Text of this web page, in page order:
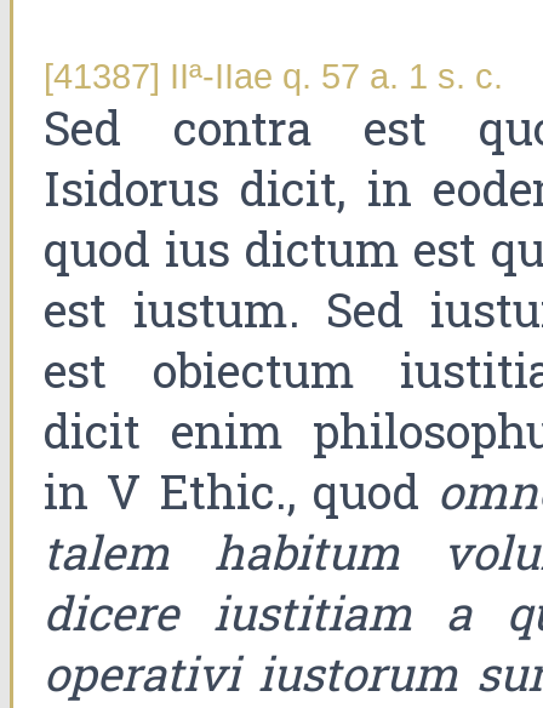
[41387] IIª-IIae q. 57 a. 1 s. c.
Sed contra est
Isidorus dicit, in
quod ius dictum est
est iustum. Sed
est obiectum
dicit enim
in V Ethic., quod
talem habitum
dicere iustitiam a
operativi iustorum